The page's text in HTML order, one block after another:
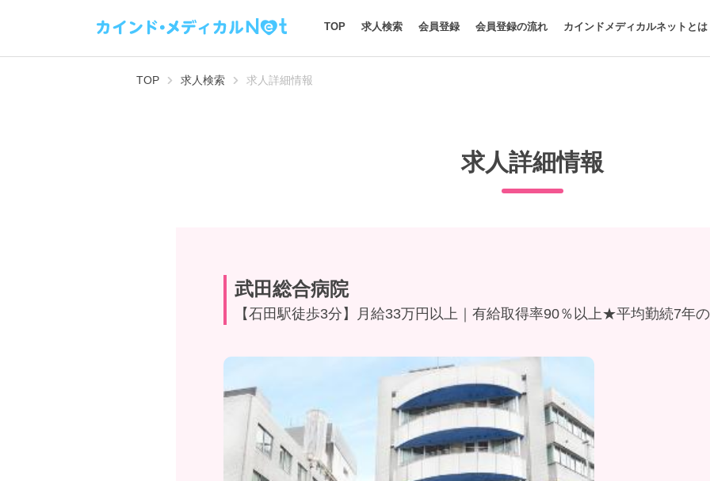
TOP 求人検索 会員登録 会員登録の流れ カインドメディカルネットとは
TOP 求人検索 求人詳細情報
求人詳細情報
武田総合病院
【石田駅徒歩3分】月給33万円以上｜有給取得率90％以上★平均勤続7年